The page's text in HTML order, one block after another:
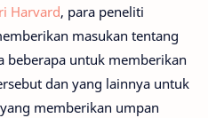
Harvard, para peneliti
masukan tentang
beberapa untuk memberikan
dan yang lainnya untuk
memberikan umpan